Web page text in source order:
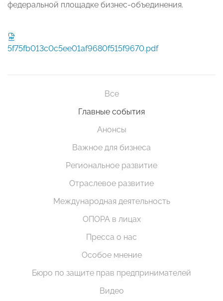
федеральной площадке бизнес-объединения.
5f75fb013c0c5ee01af9680f515f9670.pdf
Все
Главные события
Анонсы
Важное для бизнеса
Региональное развитие
Отраслевое развитие
Международная деятельность
ОПОРА в лицах
Пресса о нас
Особое мнение
Бюро по защите прав предпринимателей
Видео